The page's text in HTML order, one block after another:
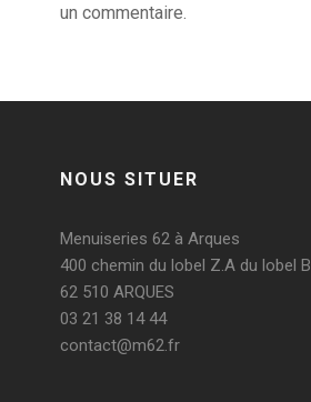
un commentaire.
NOUS SITUER
Menuiseries 62 à Arques
400 chemin du lobel Z.A du lobel B
62 510 ARQUES
03 21 38 14 44
contact@m62.fr